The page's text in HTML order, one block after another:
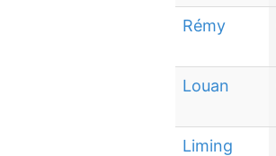
Rémy
Louan
Liming